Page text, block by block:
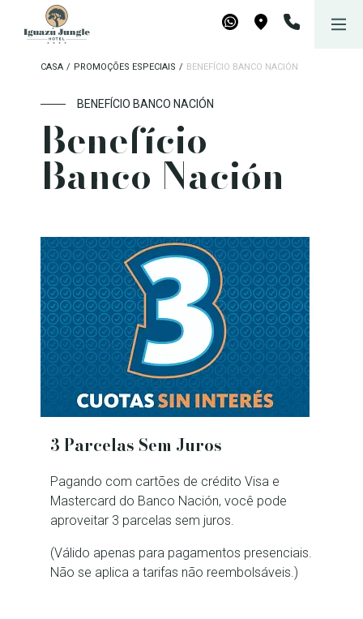
Iguazú Jungle Lodge
WhatsApp
Maps
Reserve agora
CASA / PROMOÇÕES ESPECIAIS / BENEFÍCIO BANCO NACIÓN
BENEFÍCIO BANCO NACIÓN
Benefício
Banco Nación
3 Parcelas Sem Juros
Pagando com cartões de crédito Visa e
Mastercard do Banco Nación, você pode
aproveitar 3 parcelas sem juros.
(Válido apenas para pagamentos presenciais.
Não se aplica a tarifas não reembolsáveis.)